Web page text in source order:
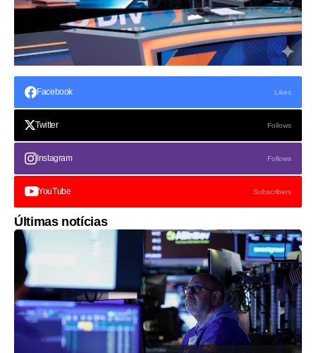
Facebook Likes
Twitter Follows
Instagram Follows
YouTube Subscribers
Últimas notícias